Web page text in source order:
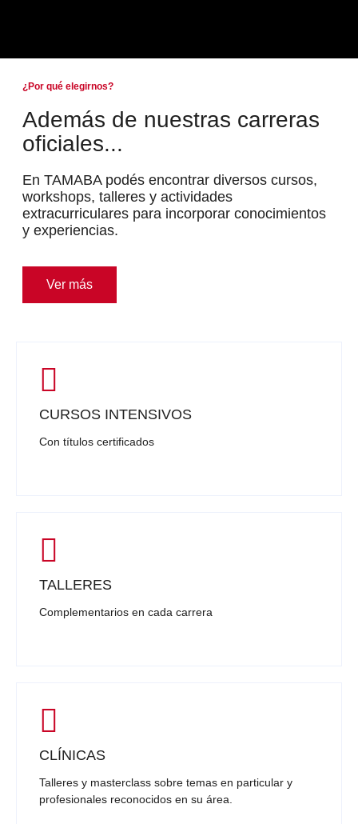
¿Por qué elegirnos?
Además de nuestras carreras
oficiales...
En TAMABA podés encontrar diversos cursos,
workshops, talleres y actividades
extracurriculares para incorporar conocimientos
y experiencias.
Ver más
CURSOS INTENSIVOS
Con títulos certificados
TALLERES
Complementarios en cada carrera
CLÍNICAS
Talleres y masterclass sobre temas en particular y
profesionales reconocidos en su área.